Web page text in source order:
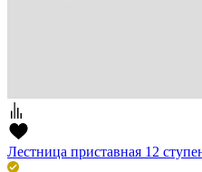
Лестница приставная 12